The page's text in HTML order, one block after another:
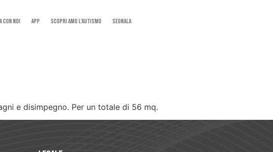
con noi App SCOPRI AMO L’AUTISMO Segnala
e disimpegno. Per un totale di 56 mq.